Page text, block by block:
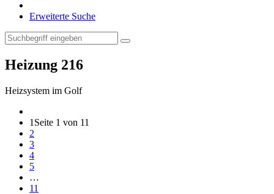
Erweiterte Suche
Heizung 216
Heizsystem im Golf
1 Seite 1 von 11
2
3
4
5
…
11